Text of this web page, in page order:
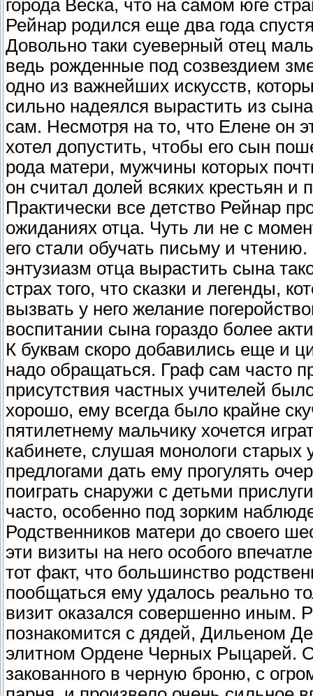
города Веска, что на самом юге
Рейнар родился еще два года
Довольно таки суеверный отец
ведь рожденные под созвездием
одно из важнейших искусств,
сильно надеялся вырастить из
сам. Несмотря на то, что Елене он
хотел допустить, чтобы его сын
рода матери, мужчины которых
он считал долей всяких крестьян и
Практически все детство Рейнар
ожиданиях отца. Чуть ли не с
его стали обучать письму и
энтузиазм отца вырастить сына
страх того, что сказки и легенды,
вызвать у него желание
воспитании сына гораздо более
К буквам скоро добавились еще и
надо обращаться. Граф сам часто
присутствия частных учителей
хорошо, ему всегда было крайне
пятилетнему мальчику хочется
кабинете, слушая монологи
предлогами дать ему прогулять
поиграть снаружи с детьми
часто, особенно под зорким
Родственников матери до своего
эти визиты на него особого
тот факт, что большинство
пообщаться ему удалось реально
визит оказался совершенно иным.
познакомится с дядей, Дильеном
элитном Ордене Черных Рыцарей.
закованного в черную броню, с